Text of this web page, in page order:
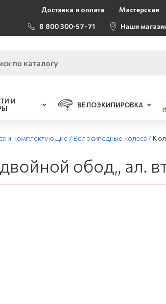
Доставка и оплата Мастерская
8 800 300-57-71
Наши
И
ВЕЛОЭКИПИРОВКА
и комплектующие / Велосипедные колеса /
обод,, ал.